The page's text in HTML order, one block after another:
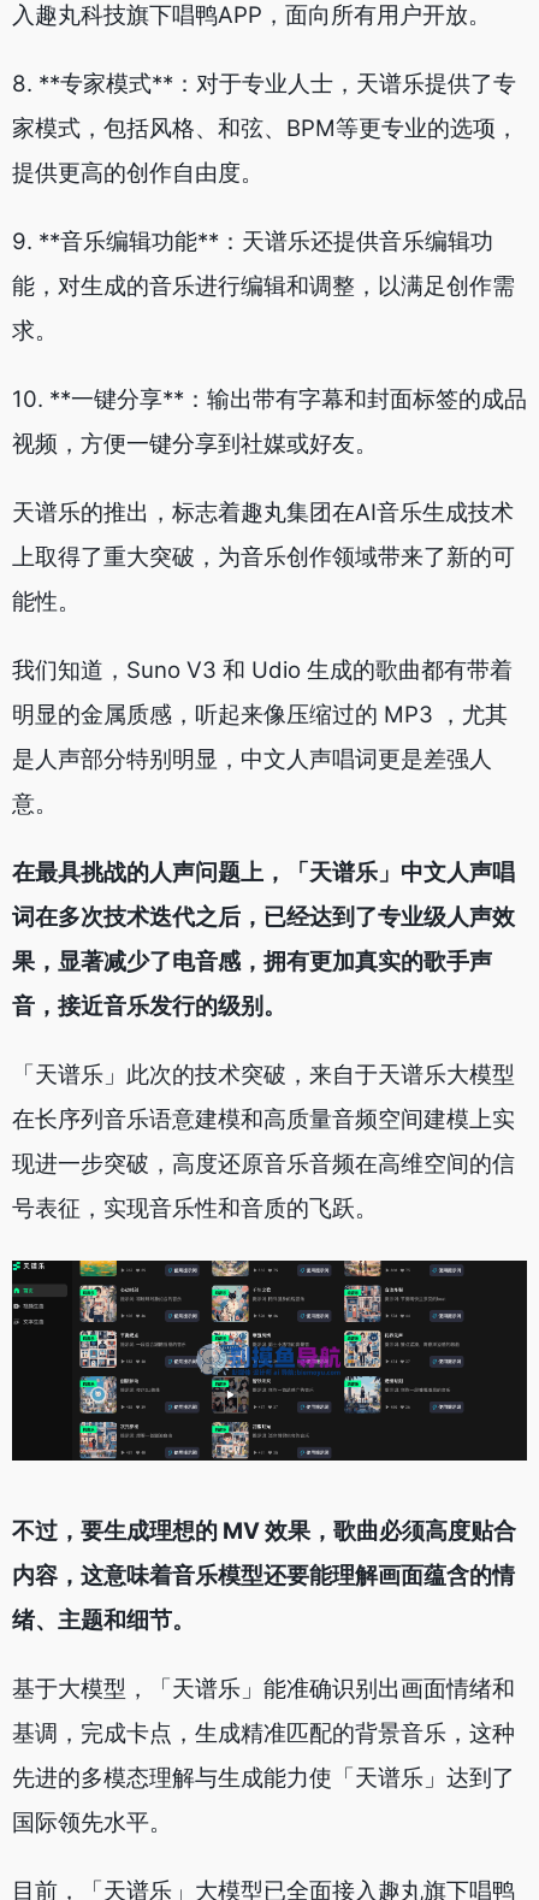
入趣丸科技旗下唱鸭APP，面向所有用户开放。
8. **专家模式**：对于专业人士，天谱乐提供了专
家模式，包括风格、和弦、BPM等更专业的选项，
提供更高的创作自由度。
9. **音乐编辑功能**：天谱乐还提供音乐编辑功
能，对生成的音乐进行编辑和调整，以满足创作需
求。
10. **一键分享**：输出带有字幕和封面标签的成品
视频，方便一键分享到社媒或好友。
天谱乐的推出，标志着趣丸集团在AI音乐生成技术
上取得了重大突破，为音乐创作领域带来了新的可
能性。
我们知道，Suno V3 和 Udio 生成的歌曲都有带着
明显的金属质感，听起来像压缩过的 MP3 ，尤其
是人声部分特别明显，中文人声唱词更是差强人
意。
在最具挑战的人声问题上，「天谱乐」中文人声唱
词在多次技术迭代之后，已经达到了专业级人声效
果，显著减少了电音感，拥有更加真实的歌手声
音，接近音乐发行的级别。
「天谱乐」此次的技术突破，来自于天谱乐大模型
在长序列音乐语意建模和高质量音频空间建模上实
现进一步突破，高度还原音乐音频在高维空间的信
号表征，实现音乐性和音质的飞跃。
不过，要生成理想的 MV 效果，歌曲必须高度贴合
内容，这意味着音乐模型还要能理解画面蕴含的情
绪、主题和细节。
基于大模型，「天谱乐」能准确识别出画面情绪和
基调，完成卡点，生成精准匹配的背景音乐，这种
先进的多模态理解与生成能力使「天谱乐」达到了
国际领先水平。
目前，「天谱乐」大模型已全面接入趣丸旗下唱鸭